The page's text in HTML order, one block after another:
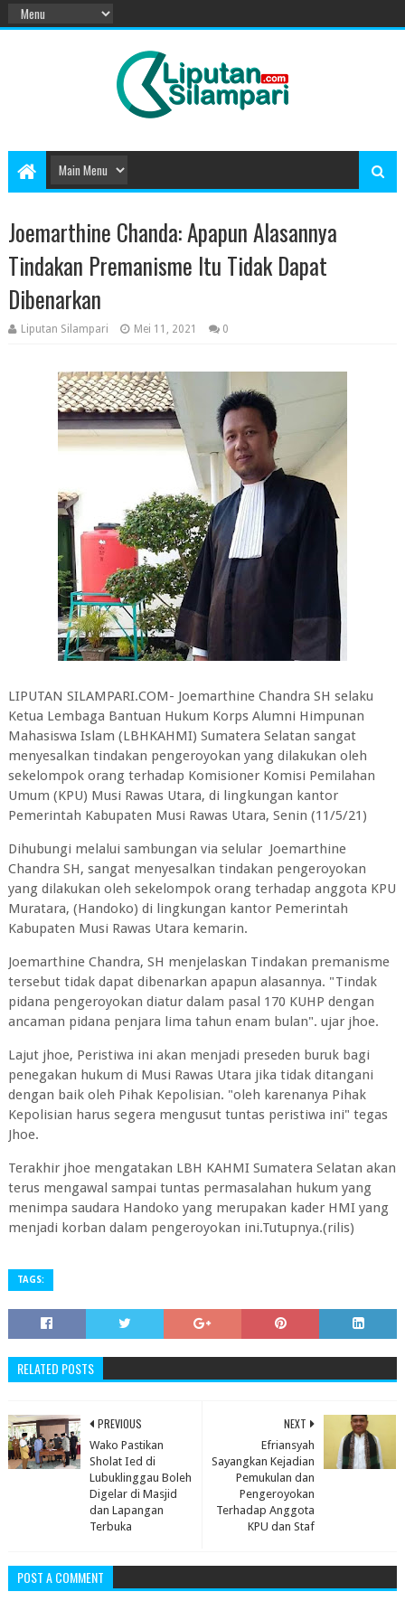
Joemarthine Chanda: Apapun Alasannya
Tindakan Premanisme Itu Tidak Dapat
Dibenarkan
Liputan Silampari Mei 11, 2021 0
LIPUTAN SILAMPARI.COM- Joemarthine Chandra SH selaku
Ketua Lembaga Bantuan Hukum Korps Alumni Himpunan
Mahasiswa Islam (LBHKAHMI) Sumatera Selatan sangat
menyesalkan tindakan pengeroyokan yang dilakukan oleh
sekelompok orang terhadap Komisioner Komisi Pemilahan
Umum (KPU) Musi Rawas Utara, di lingkungan kantor
Pemerintah Kabupaten Musi Rawas Utara, Senin (11/5/21)
Dihubungi melalui sambungan via selular Joemarthine
Chandra SH, sangat menyesalkan tindakan pengeroyokan
yang dilakukan oleh sekelompok orang terhadap anggota KPU
Muratara, (Handoko) di lingkungan kantor Pemerintah
Kabupaten Musi Rawas Utara kemarin.
Joemarthine Chandra, SH menjelaskan Tindakan premanisme
tersebut tidak dapat dibenarkan apapun alasannya. "Tindak
pidana pengeroyokan diatur dalam pasal 170 KUHP dengan
ancaman pidana penjara lima tahun enam bulan". ujar jhoe.
Lajut jhoe, Peristiwa ini akan menjadi preseden buruk bagi
penegakan hukum di Musi Rawas Utara jika tidak ditangani
dengan baik oleh Pihak Kepolisian. "oleh karenanya Pihak
Kepolisian harus segera mengusut tuntas peristiwa ini" tegas
Jhoe.
Terakhir jhoe mengatakan LBH KAHMI Sumatera Selatan akan
terus mengawal sampai tuntas permasalahan hukum yang
menimpa saudara Handoko yang merupakan kader HMI yang
menjadi korban dalam pengeroyokan ini.Tutupnya.(rilis)
TAGS:
RELATED POSTS
NEXT
Efriansyah
Sayangkan Kejadian
Pemukulan dan
Pengeroyokan
Terhadap Anggota
KPU dan Staf
PREVIOUS
Wako Pastikan
Sholat Ied di
Lubuklinggau Boleh
Digelar di Masjid
dan Lapangan
Terbuka
POST A COMMENT